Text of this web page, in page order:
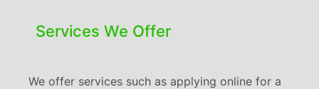
Services We Offer
We offer services such as applying online for a